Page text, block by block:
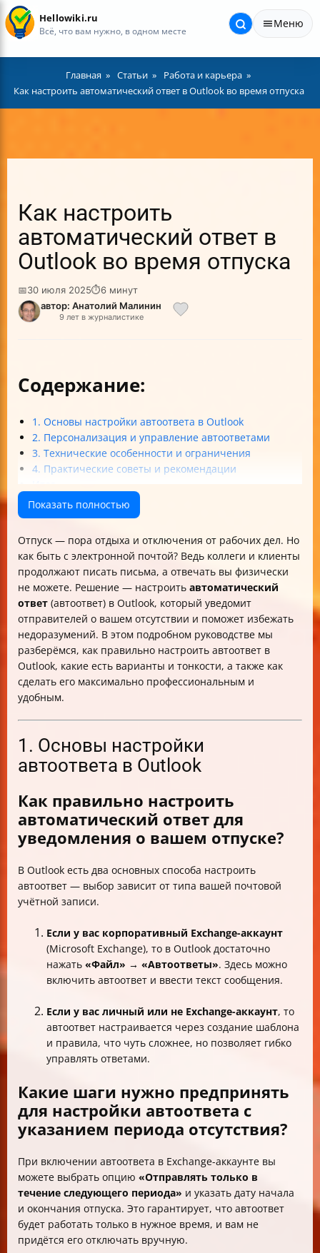
Hellowiki.ru
Всё, что вам нужно, в одном месте
Меню
Главная Статьи
Работа и карьера
Как настроить автоматический ответ в Outlook во время отпуска
Как настроить
автоматический ответ в
Outlook во время отпуска
📅30 июля 2025⏱6 минут
автор: Анатолий Малинин
9 лет в журналистике
Содержание:
1. Основы настройки автоответа в Outlook
2. Персонализация и управление автоответами
3. Технические особенности и ограничения
4. Практические советы и рекомендации
Показать полностью
Отпуск — пора отдыха и отключения от рабочих дел. Но
как быть с электронной почтой? Ведь коллеги и клиенты
продолжают писать письма, а отвечать вы физически
не можете. Решение — настроить автоматический
ответ (автоответ) в Outlook, который уведомит
отправителей о вашем отсутствии и поможет избежать
недоразумений. В этом подробном руководстве мы
разберёмся, как правильно настроить автоответ в
Outlook, какие есть варианты и тонкости, а также как
сделать его максимально профессиональным и
удобным.
1. Основы настройки
автоответа в Outlook
Как правильно настроить
автоматический ответ для
уведомления о вашем отпуске?
В Outlook есть два основных способа настроить
автоответ — выбор зависит от типа вашей почтовой
учётной записи.
Если у вас корпоративный Exchange-аккаунт
(Microsoft Exchange), то в Outlook достаточно
нажать «Файл» → «Автоответы». Здесь можно
включить автоответ и ввести текст сообщения.
Если у вас личный или не Exchange-аккаунт, то
автоответ настраивается через создание шаблона
и правила, что чуть сложнее, но позволяет гибко
управлять ответами.
Какие шаги нужно предпринять
для настройки автоответа с
указанием периода отсутствия?
При включении автоответа в Exchange-аккаунте вы
можете выбрать опцию «Отправлять только в
течение следующего периода» и указать дату начала
и окончания отпуска. Это гарантирует, что автоответ
будет работать только в нужное время, и вам не
придётся его отключать вручную.